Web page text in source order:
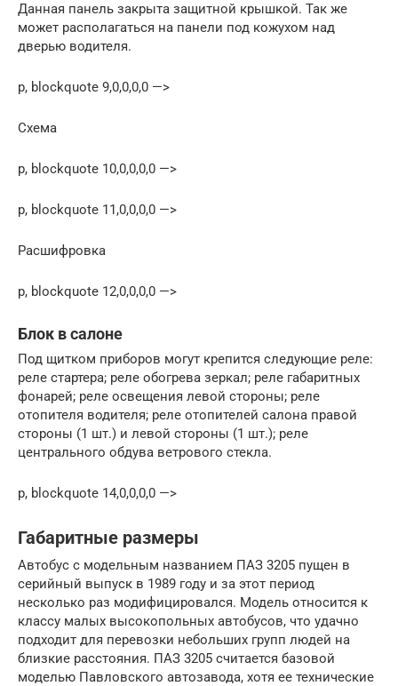
Данная панель закрыта защитной крышкой. Так же
может располагаться на панели под кожухом над
дверью водителя.
p, blockquote 9,0,0,0,0 —>
Схема
p, blockquote 10,0,0,0,0 —>
p, blockquote 11,0,0,0,0 —>
Расшифровка
p, blockquote 12,0,0,0,0 —>
Блок в салоне
Под щитком приборов могут крепится следующие реле:
реле стартера; реле обогрева зеркал; реле габаритных
фонарей; реле освещения левой стороны; реле
отопителя водителя; реле отопителей салона правой
стороны (1 шт.) и левой стороны (1 шт.); реле
центрального обдува ветрового стекла.
p, blockquote 14,0,0,0,0 —>
Габаритные размеры
Автобус с модельным названием ПАЗ 3205 пущен в
серийный выпуск в 1989 году и за этот период
несколько раз модифицировался. Модель относится к
классу малых высокопольных автобусов, что удачно
подходит для перевозки небольших групп людей на
близкие расстояния. ПАЗ 3205 считается базовой
моделью Павловского автозавода, хотя ее технические